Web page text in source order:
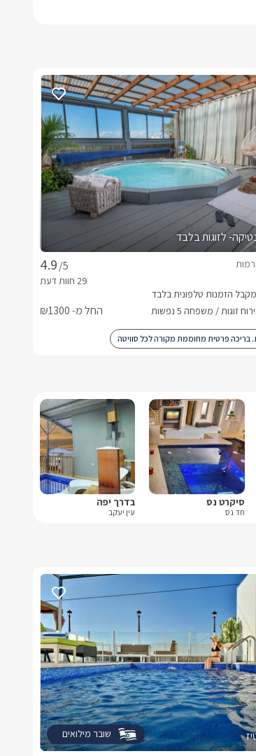
לזוגות בלבד
/5
רמות
החל מ- ₪1300
בריכה פרטית מחוממת מקורה לכל סוויטה
סיקרט נס
חד נס
בדרך יפה
עין יעקב
שובר מילואים